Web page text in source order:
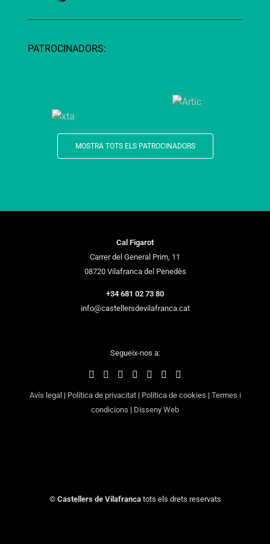
PATROCINADORS:
MOSTRA TOTS ELS PATROCINADORS
Cal Figarot
Carrer del General Prim, 11
08720 Vilafranca del Penedès
+34 681 02 73 80
info@castellersdevilafranca.cat
Segueix-nos a:
Avís legal | Política de privacitat| Política de cookies | Termes i
condicions | Disseny Web
© Castellers de Vilafrancatots els drets reservats